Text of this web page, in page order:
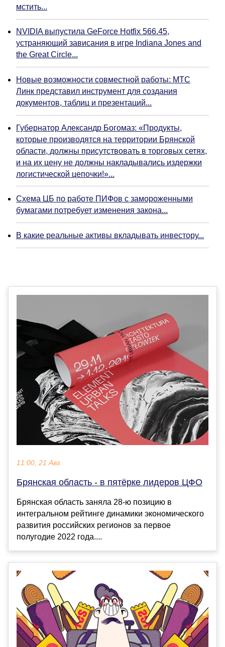
мстить...
NVIDIA выпустила GeForce Hotfix 566.45,
устраняющий зависания в игре Indiana Jones and
the Great Circle...
Новые возможности совместной работы: МТС
Линк представил инструмент для создания
документов, таблиц и презентаций...
Губернатор Александр Богомаз: «Продукты,
которые производятся на территории Брянской
области, должны присутствовать в торговых сетях,
и на их цену не должны накладывались издержки
логистической цепочки!»...
Схема ЦБ по работе ПИФов с замороженными
бумагами потребует изменения закона...
В какие реальные активы вкладывать инвестору...
11:00, 21 Авг
Брянская область - в пятёрке лидеров ЦФО
Брянская область заняла 28-ю позицию в
интегральном рейтинге динамики экономического
развития российских регионов за первое
полугодие 2022 года....